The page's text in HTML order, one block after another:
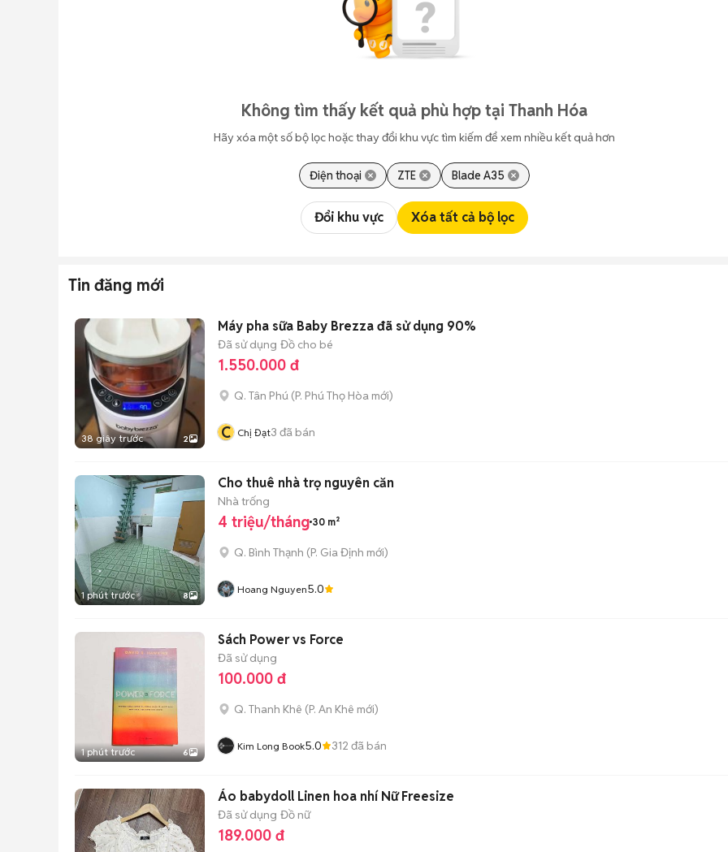
Không tìm thấy kết quả phù hợp tại Thanh Hóa
Hãy xóa một số bộ lọc hoặc thay đổi khu vực tìm kiếm để xem nhiều kết quả hơn
Điện thoại ZTE Blade A35
Đổi khu vực Xóa tất cả bộ lọc
Tin đăng mới
38 giây trước 2
Máy pha sữa Baby Brezza đã sử dụng 90%
Đã sử dụng Đồ cho bé
1.550.000 đ
Q. Tân Phú (P. Phú Thọ Hòa mới)
C Chị Đạt3 đã bán
1 phút trước 8
Cho thuê nhà trọ nguyên căn
Nhà trống
4 triệu/tháng 30 m²
Q. Bình Thạnh (P. Gia Định mới)
Hoang Nguyen5.0
1 phút trước 6
Sách Power vs Force
Đã sử dụng
100.000 đ
Q. Thanh Khê (P. An Khê mới)
Kim Long Book5.0 312 đã bán
Áo babydoll Linen hoa nhí Nữ Freesize
Đã sử dụng Đồ nữ
189.000 đ